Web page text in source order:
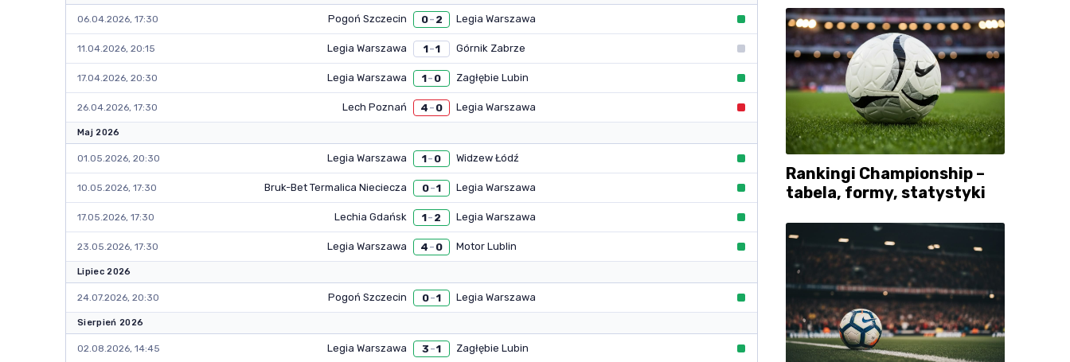
06.04.2026, 17:30 Pogoń Szczecin 0– 2 Legia Warszawa
11.04.2026, 20:15 Legia Warszawa 1–1 Górnik Zabrze
17.04.2026, 20:30 Legia Warszawa 1– 0 Zagłębie Lubin
26.04.2026, 17:30 Lech Poznań 4 – 0 Legia Warszawa
Maj 2026
01.05.2026, 20:30 Legia Warszawa 1– 0 Widzew Łódź
10.05.2026, 17:30 Bruk-Bet Termalica Nieciecza 0–1 Legia Warszawa
17.05.2026, 17:30 Lechia Gdańsk 1– 2 Legia Warszawa
23.05.2026, 17:30 Legia Warszawa 4 – 0 Motor Lublin
Lipiec 2026
24.07.2026, 20:30 Pogoń Szczecin 0–1 Legia Warszawa
Sierpień 2026
02.08.2026, 14:45 Legia Warszawa 3 –1 Zagłębie Lubin
Rankingi Championship –
tabela, formy, statystyki